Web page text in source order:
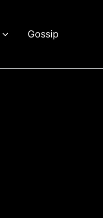
Gossip